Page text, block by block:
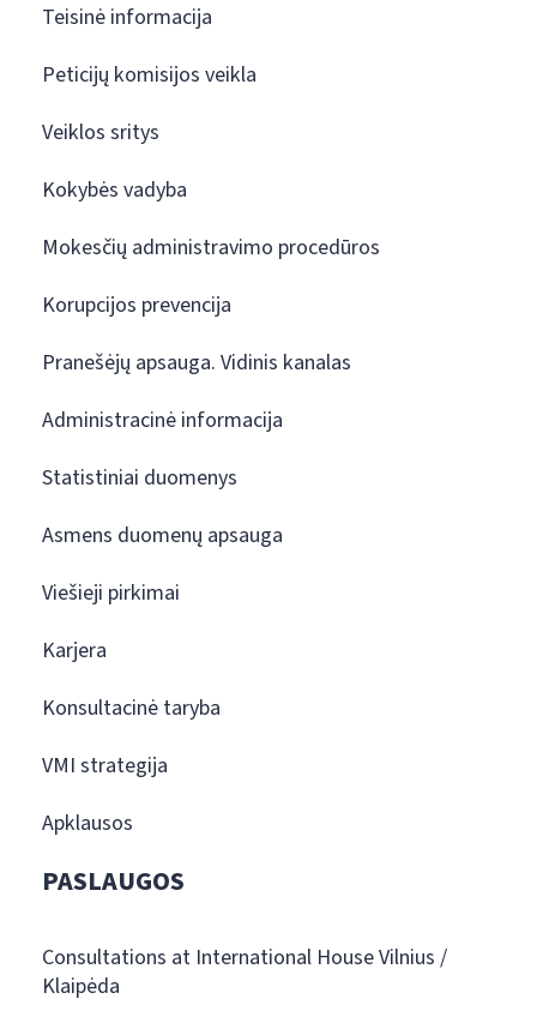
Teisinė informacija
Peticijų komisijos veikla
Veiklos sritys
Kokybės vadyba
Mokesčių administravimo procedūros
Korupcijos prevencija
Pranešėjų apsauga. Vidinis kanalas
Administracinė informacija
Statistiniai duomenys
Asmens duomenų apsauga
Viešieji pirkimai
Karjera
Konsultacinė taryba
VMI strategija
Apklausos
PASLAUGOS
Consultations at International House Vilnius /
Klaipėda